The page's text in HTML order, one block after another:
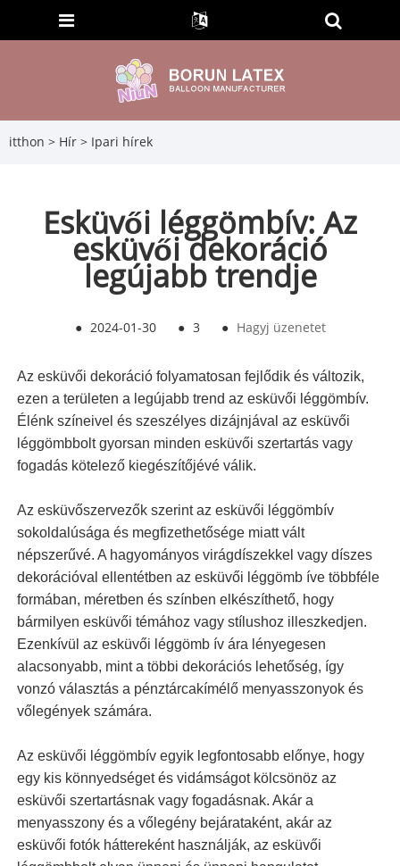
itthon > Hír > Ipari hírek
Esküvői léggömbív: Az
esküvői dekoráció
legújabb trendje
● 2024-01-30 ● 3 ● Hagyj üzenetet
Az esküvői dekoráció folyamatosan fejlődik és változik,
ezen a területen a legújabb trend az esküvői léggömbív.
Élénk színeivel és szeszélyes dizájnjával az esküvői
léggömbbolt gyorsan minden esküvői szertartás vagy
fogadás kötelező kiegészítőjévé válik.
Az esküvőszervezők szerint az esküvői léggömbív
sokoldalúsága és megfizethetősége miatt vált
népszerűvé. A hagyományos virágdíszekkel vagy díszes
dekorációval ellentétben az esküvői léggömb íve többféle
formában, méretben és színben elkészíthető, hogy
bármilyen esküvői témához vagy stílushoz illeszkedjen.
Ezenkívül az esküvői léggömb ív ára lényegesen
alacsonyabb, mint a többi dekorációs lehetőség, így
vonzó választás a pénztárcakímélő menyasszonyok és
vőlegények számára.
Az esküvői léggömbív egyik legfontosabb előnye, hogy
egy kis könnyedséget és vidámságot kölcsönöz az
esküvői szertartásnak vagy fogadásnak. Akár a
menyasszony és a vőlegény bejárataként, akár az
esküvői fotók háttereként használják, az esküvői